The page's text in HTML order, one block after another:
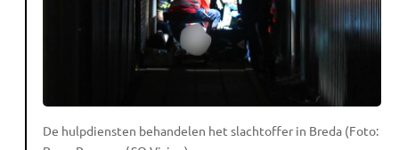
De hulpdiensten behandelen het slachtoffer in Breda (Foto: